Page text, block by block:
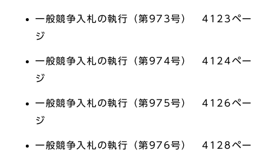
一般競争入札の執行（第973号） 4123ペー
ジ
一般競争入札の執行（第974号） 4124ペー
ジ
一般競争入札の執行（第975号） 4126ペー
ジ
一般競争入札の執行（第976号） 4128ペー